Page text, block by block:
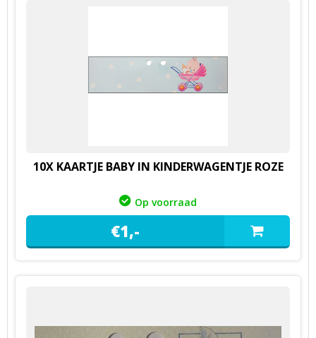
10X KAARTJE BABY IN KINDERWAGENTJE ROZE
Op voorraad
€1,-